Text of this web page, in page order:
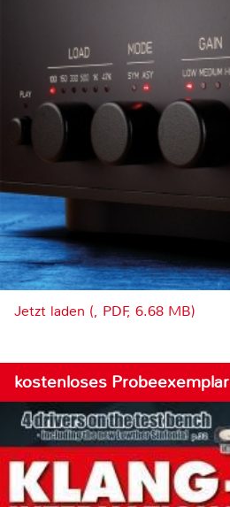
Jetzt laden (, PDF, 6.68 MB)
kostenloses Probeexemplar